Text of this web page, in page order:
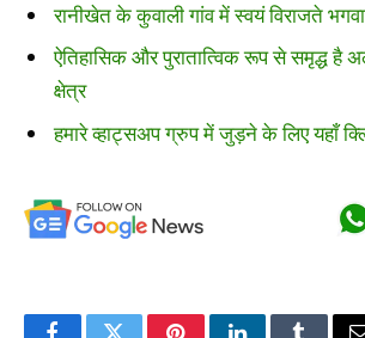
रानीखेत के कुवाली गांव में स्वयं विराजते
ऐतिहासिक और पुरातात्विक रूप से समृद्ध है
क्षेत्र
हमारे व्हाट्सअप ग्रुप में जुड़ने के लिए यहाँ